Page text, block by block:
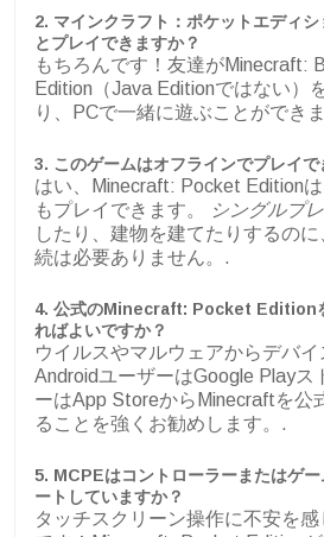
2. マインクラフト：ポケットエディ
とプレイできますか？
もちろんです！友達がMinecraft:
Edition（Java Editionではない）
り、PCで一緒に遊ぶことができ
3. このゲームはオフラインでプレイで
はい、Minecraft: Pocket Edition
もプレイできます。
シングルプ
したり、建物を建てたりするの
続は必要ありません。.
4. 公式のMinecraft: Pocket Edition
ればよいですか？
ウイルスやマルウェアからデバイ
AndroidユーザーはGoogle Playス
ーはApp StoreからMinecraftを公
ることを強くお勧めします。.
5. MCPEはコントローラーまたはゲ
ートしていますか？
タッチスクリーン操作に不安を